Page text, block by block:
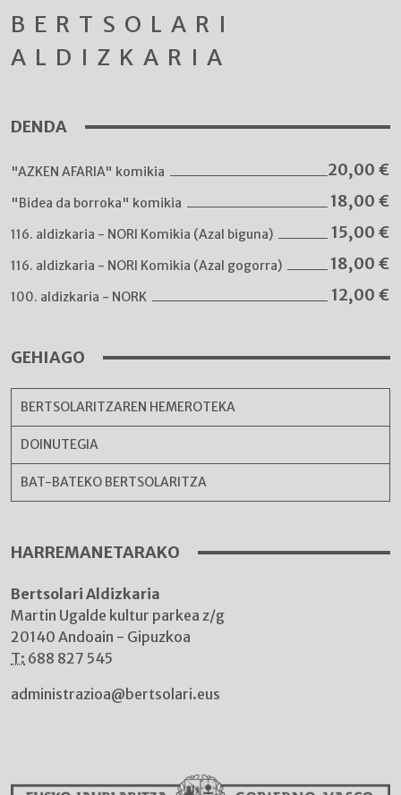
BERTSOLARI
ALDIZKARIA
DENDA
"AZKEN AFARIA" komikia 20,00 €
"Bidea da borroka" komikia 18,00 €
116. aldizkaria - NORI Komikia (Azal biguna) 15,00 €
116. aldizkaria - NORI Komikia (Azal gogorra) 18,00 €
100. aldizkaria - NORK 12,00 €
GEHIAGO
BERTSOLARITZAREN HEMEROTEKA
DOINUTEGIA
BAT-BATEKO BERTSOLARITZA
HARREMANETARAKO
Bertsolari Aldizkaria
Martin Ugalde kultur parkea z/g
20140 Andoain - Gipuzkoa
T: 688 827 545
administrazioa@bertsolari.eus